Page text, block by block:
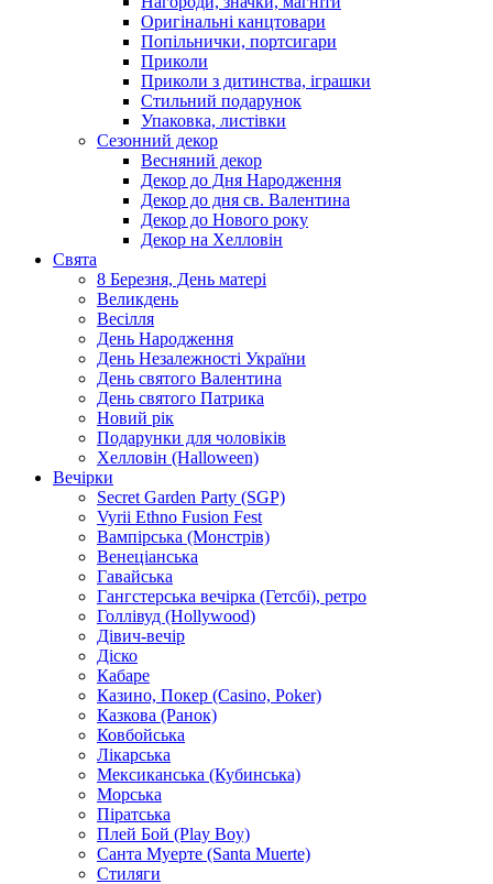
Оригінальні канцтовари
Попільнички, портсигари
Приколи
Приколи з дитинства, іграшки
Стильний подарунок
Упаковка, листівки
Сезонний декор
Весняний декор
Декор до Дня Народження
Декор до дня св. Валентина
Декор до Нового року
Декор на Хелловін
Свята
8 Березня, День матері
Великдень
Весілля
День Народження
День Незалежності України
День святого Валентина
День святого Патрика
Новий рік
Подарунки для чоловіків
Хелловін (Halloween)
Вечірки
Secret Garden Party (SGP)
Vyrii Ethno Fusion Fest
Вампірська (Монстрів)
Венеціанська
Гавайська
Гангстерська вечірка (Гетсбі), ретро
Голлівуд (Hollywood)
Дівич-вечір
Діско
Кабаре
Казино, Покер (Casino, Poker)
Казкова (Ранок)
Ковбойська
Лікарська
Мексиканська (Кубинська)
Морська
Піратська
Плей Бой (Play Boy)
Санта Муерте (Santa Muerte)
Стиляги